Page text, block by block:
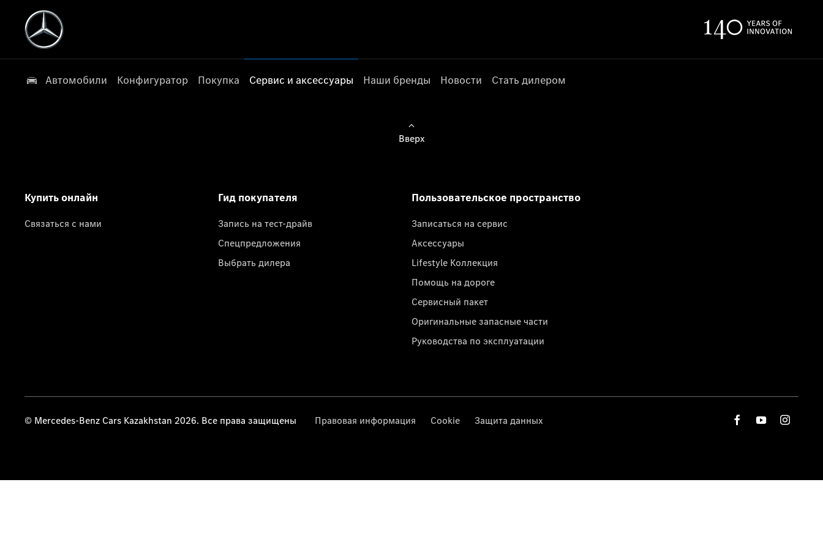
Автомобили Конфигуратор Покупка Сервис и аксессуары Наши бренды Новости Стать дилером
Вверх
Купить онлайн
Связаться с нами
Гид покупателя
Запись на тест-драйв
Спецпредложения
Выбрать дилера
Пользовательское пространство
Записаться на сервис
Аксессуары
Lifestyle Коллекция
Помощь на дороге
Сервисный пакет
Оригинальные запасные части
Руководства по эксплуатации
© Mercedes-Benz Cars Kazakhstan 2026. Все права защищены Правовая информация Cookie Защита данных